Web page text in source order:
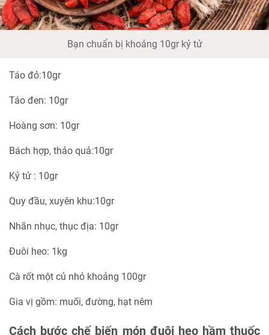
Bạn chuẩn bị khoảng 10gr kỷ tử
Táo đỏ:10gr
Táo đen: 10gr
Hoàng sơn: 10gr
Bách hợp, thảo quả:10gr
Kỷ tử : 10gr
Quy đầu, xuyên khu:10gr
Nhãn nhục, thục địa: 10gr
Đuôi heo: 1kg
Cà rốt một củ nhỏ khoảng 100gr
Gia vị gồm: muối, đường, hạt nêm
Cách bước chế biến món đuôi heo hầm thuốc